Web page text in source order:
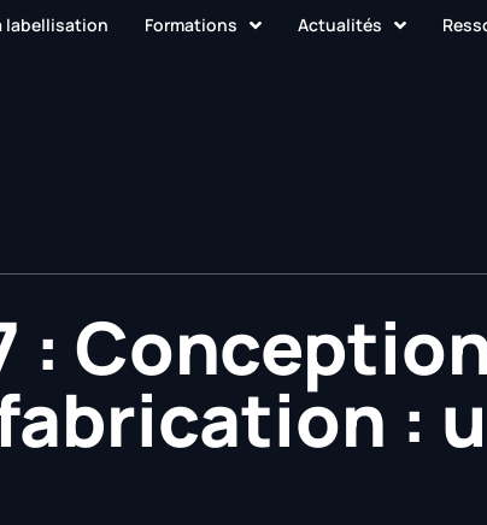
labellisation Formations Actualités
:
: